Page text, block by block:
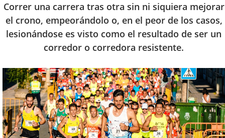
Correr una carrera tras otra sin ni siquiera mejorar
el crono, empeorándolo o, en el peor de los casos,
lesionándose es visto como el resultado de ser un
corredor o corredora resistente.